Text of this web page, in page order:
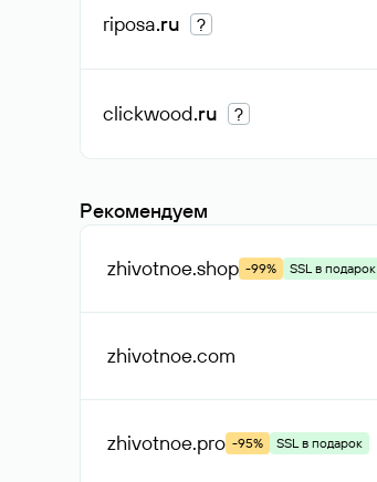
riposa.ru ?
clickwood.ru ?
Рекомендуем
zhivotnoe.shop -99% SSL в подарок
zhivotnoe.com
zhivotnoe.pro -95% SSL в подарок